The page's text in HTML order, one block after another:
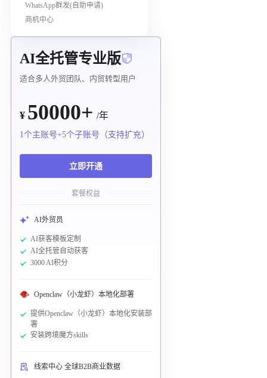
WhatsApp群发(自助申请)
商机中心
AI全托管专业版
适合多人外贸团队、内贸转型用户
¥ 50000+ /年
1个主账号+5个子账号（支持扩充）
立即开通
套餐权益
AI外贸员
AI获客模板定制
AI全托管自动获客
3000 AI积分
Openclaw（小龙虾）本地化部署
提供Openclaw（小龙虾）本地化安装部
署
安装跨境魔方skills
线索中心 全球B2B商业数据